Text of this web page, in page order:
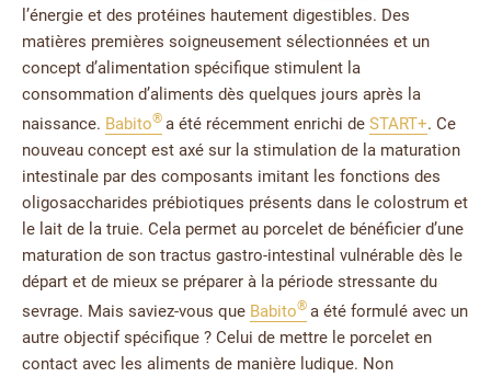
l’énergie et des protéines hautement digestibles. Des
matières premières soigneusement sélectionnées et un
concept d’alimentation spécifique stimulent la
consommation d’aliments dès quelques jours après la
naissance. Babito® a été récemment enrichi de START+. Ce
nouveau concept est axé sur la stimulation de la maturation
intestinale par des composants imitant les fonctions des
oligosaccharides prébiotiques présents dans le colostrum et
le lait de la truie. Cela permet au porcelet de bénéficier d’une
maturation de son tractus gastro-intestinal vulnérable dès le
départ et de mieux se préparer à la période stressante du
sevrage. Mais saviez-vous que Babito® a été formulé avec un
autre objectif spécifique ? Celui de mettre le porcelet en
contact avec les aliments de manière ludique. Non